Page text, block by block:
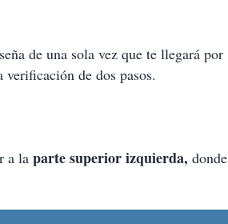
de una sola vez que te llegará por
de dos pasos.
a la parte superior izquierda, donde